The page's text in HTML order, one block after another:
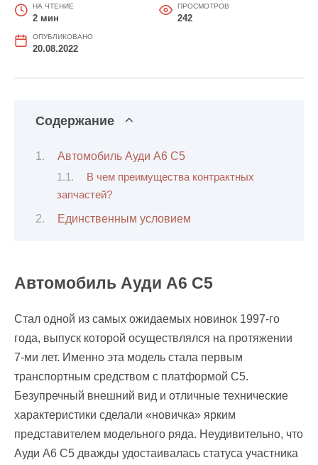
НА ЧТЕНИЕ
2 мин
ПРОСМОТРОВ
242
ОПУБЛИКОВАНО
20.08.2022
Содержание
Автомобиль Ауди А6 С5
В чем преимущества контрактных
запчастей?
Единственным условием
Автомобиль Ауди А6 С5
Стал одной из самых ожидаемых новинок 1997-го
года, выпуск которой осуществлялся на протяжении
7-ми лет. Именно эта модель стала первым
транспортным средством с платформой С5.
Безупречный внешний вид и отличные технические
характеристики сделали «новичка» ярким
представителем модельного ряда. Неудивительно, что
Ауди А6 С5 дважды удостаивалась статуса участника